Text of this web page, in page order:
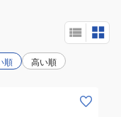
順 高い順